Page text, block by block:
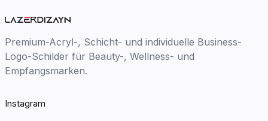
Premium-Acryl-, Schicht- und individuelle Business-
Logo-Schilder für Beauty-, Wellness- und
Empfangsmarken.
Instagram